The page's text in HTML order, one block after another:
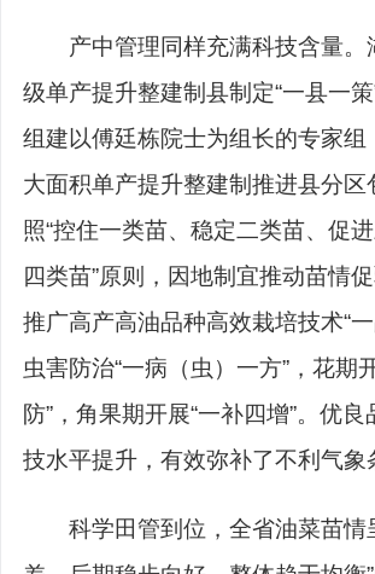
产中管理同样充满科技含量。
级单产提升整建制县制定“一县一策
组建以傅廷栋院士为组长的专家组
大面积单产提升整建制推进县分区
照“控住一类苗、稳定二类苗、促
四类苗”原则，因地制宜推动苗情
推广高产高油品种高效栽培技术“
虫害防治“一病（虫）一方”，花期
防”，角果期开展“一补四增”。优
技水平提升，有效弥补了不利气象
科学田管到位，全省油菜苗情